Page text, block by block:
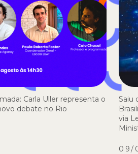
Carla Uller representa o
debate no Rio
Saiu
via
09/